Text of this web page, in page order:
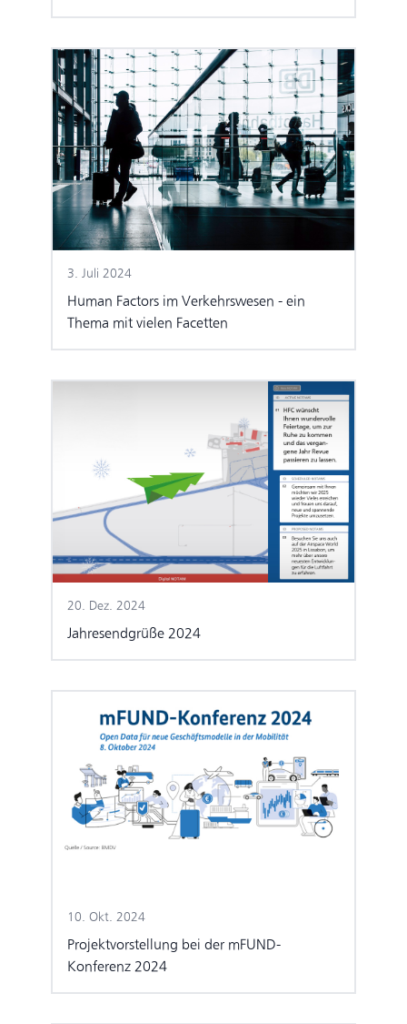
3. Juli 2024
Human Factors im Verkehrswesen - ein
Thema mit vielen Facetten
20. Dez. 2024
Jahresendgrüße 2024
10. Okt. 2024
Projektvorstellung bei der mFUND-
Konferenz 2024